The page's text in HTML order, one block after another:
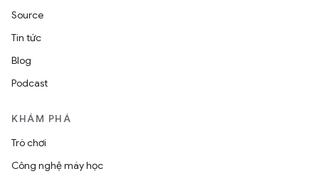
Source
Tin tức
Blog
Podcast
KHÁM PHÁ
Trò chơi
Công nghệ máy học